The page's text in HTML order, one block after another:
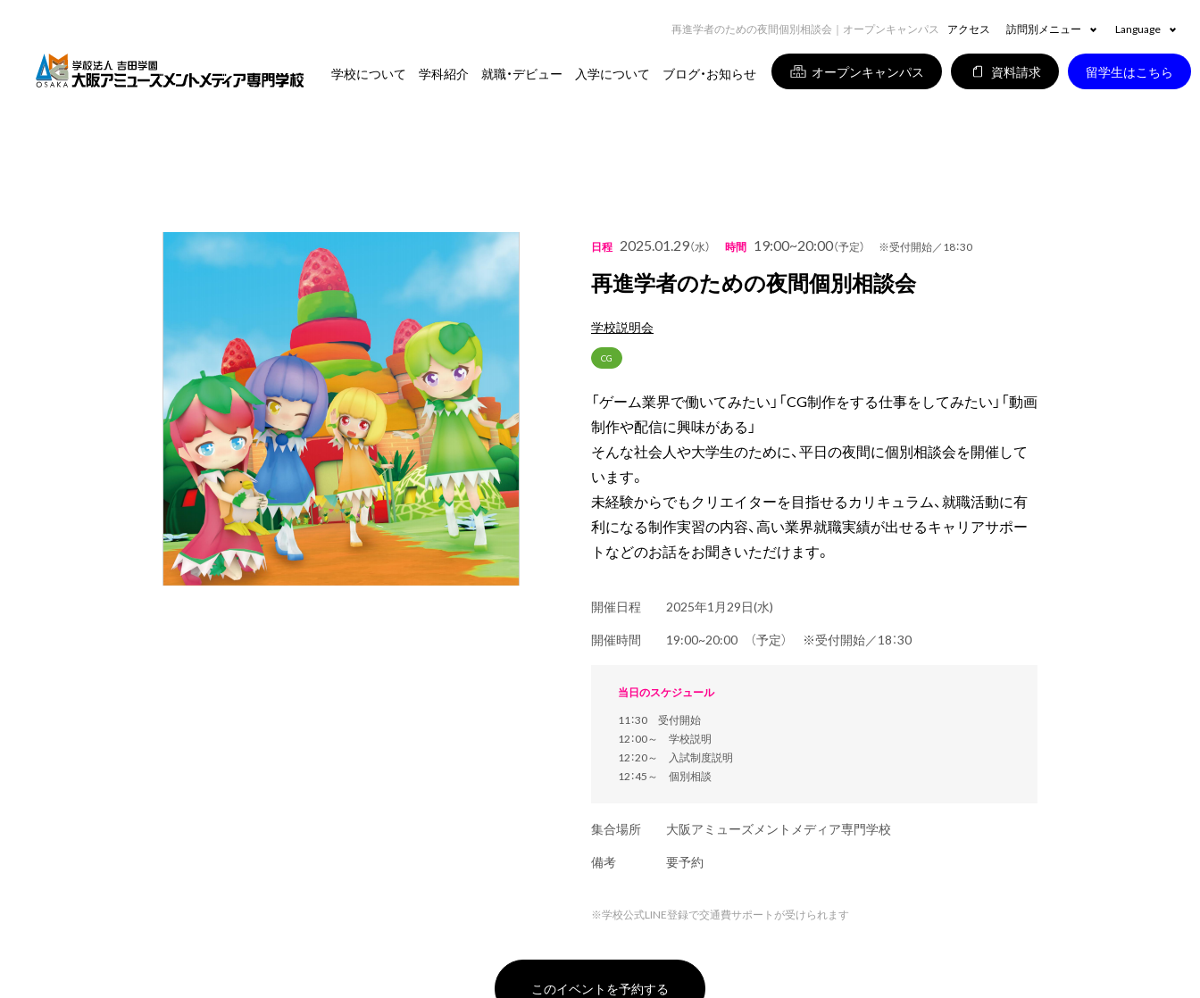
アクセス 訪問別メニュー Language
学校について 学科紹介 就職・デビュー 入学について ブログ・お知らせ オープンキャンパス 資料請求 留学生はこちら
再進学者のための夜間個別相談会｜オープンキャンパス
日程 2025.01.29（水） 時間 19:00~20:00（予定） ※受付開始／18：30
再進学者のための夜間個別相談会
学校説明会
CG
「ゲーム業界で働いてみたい」「CG制作をする仕事をしてみたい」「動画
制作や配信に興味がある」
そんな社会人や大学生のために、平日の夜間に個別相談会を開催して
います。
未経験からでもクリエイターを目指せるカリキュラム、就職活動に有
利になる制作実習の内容、高い業界就職実績が出せるキャリアサポー
トなどのお話をお聞きいただけます。
開催日程
2025年1月29日(水)
開催時間
19:00~20:00 （予定） ※受付開始／18：30
当日のスケジュール
11：30 受付開始
12：00～ 学校説明
12：20～ 入試制度説明
12：45～ 個別相談
集合場所
大阪アミューズメントメディア専門学校
備考
要予約
※学校公式LINE登録で交通費サポートが受けられます
このイベントを予約する